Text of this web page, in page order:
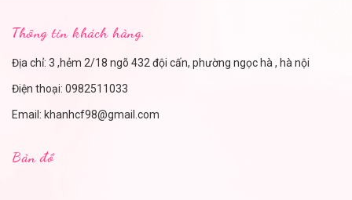
Thông tin khách hàng.
Địa chỉ: 3 ,hẻm 2/18 ngõ 432 đội cấn, phường ngọc hà , hà nội
Điện thoại: 0982511033
Email: khanhcf98@gmail.com
Bản đồ